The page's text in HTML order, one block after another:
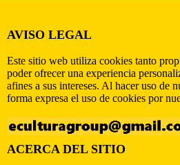
AVISO LEGAL
Este sitio web utiliza cookies tanto
poder ofrecer una experiencia
afines a sus intereses. Al hacer uso de
forma expresa el uso de cookies por
ACERCA DEL SITIO